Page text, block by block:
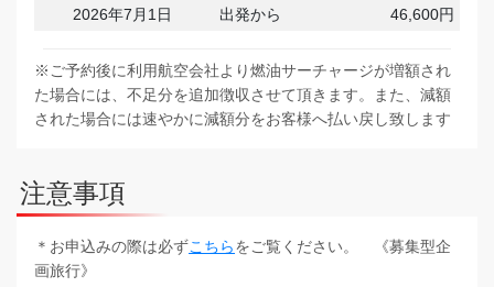
2026年7月1日 出発から 46,600円
※ご予約後に利用航空会社より燃油サーチャージが増額され
た場合には、不足分を追加徴収させて頂きます。また、減額
された場合には速やかに減額分をお客様へ払い戻し致します
注意事項
＊お申込みの際は必ずこちらをご覧ください。 《募集型企
画旅行》